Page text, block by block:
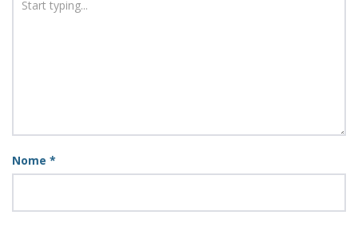
Nome *